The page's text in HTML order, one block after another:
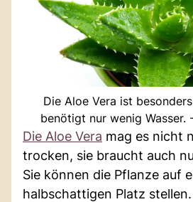
Die Aloe Vera ist
benötigt nur wenig
Die Aloe Vera mag es nicht
trocken, sie braucht auch
Sie können die Pflanze auf
halbschattigen Platz stellen.